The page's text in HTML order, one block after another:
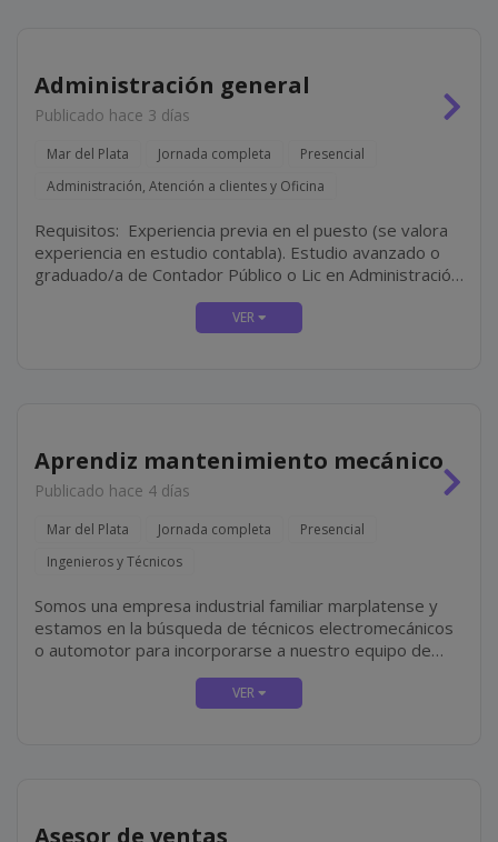
Administración general
Publicado hace 3 días
Mar del Plata Jornada completa
Presencial
Administración, Atención a clientes y Oficina
Requisitos: Experiencia previa en el puesto (se valora
experiencia en estudio contabla). Estudio avanzado o
graduado/a de Contador Público o Lic en Administración.
Perfil resolutivo, organizado y proactivo. Disponibilidad
Aprendiz mantenimiento mecánico
Publicado hace 4 días
Mar del Plata Jornada completa
Presencial
Ingenieros y Técnicos
Somos una empresa industrial familiar marplatense y
estamos en la búsqueda de técnicos electromecánicos
o automotor para incorporarse a nuestro equipo de
mantenimiento mecánico, el cual incluye tareas tales
como mantenimiento y reparación de equipos...
Asesor de ventas